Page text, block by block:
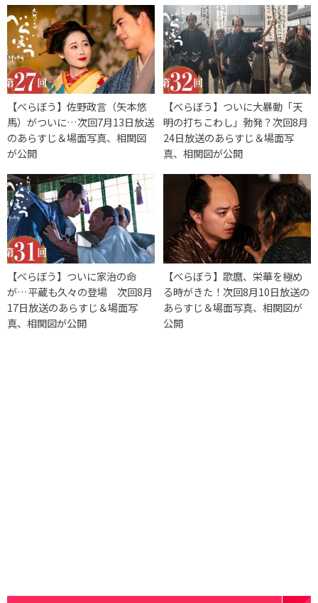
【べらぼう】佐野政言（矢本悠
馬）がついに…次回7月13日放送
のあらすじ＆場面写真、相関図
が公開
【べらぼう】ついに大暴動「天
明の打ちこわし」勃発？次回8月
24日放送のあらすじ＆場面写
真、相関図が公開
【べらぼう】ついに家治の命
が…平蔵も久々の登場 次回8月
17日放送のあらすじ＆場面写
真、相関図が公開
【べらぼう】歌麿、栄華を極め
る時がきた！次回8月10日放送の
あらすじ＆場面写真、相関図が
公開